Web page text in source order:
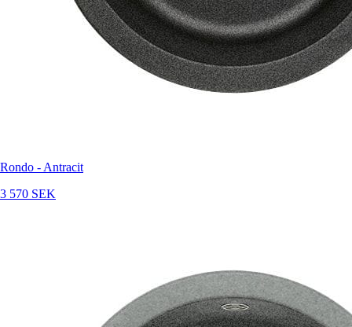
Rondo - Antracit
3 570 SEK